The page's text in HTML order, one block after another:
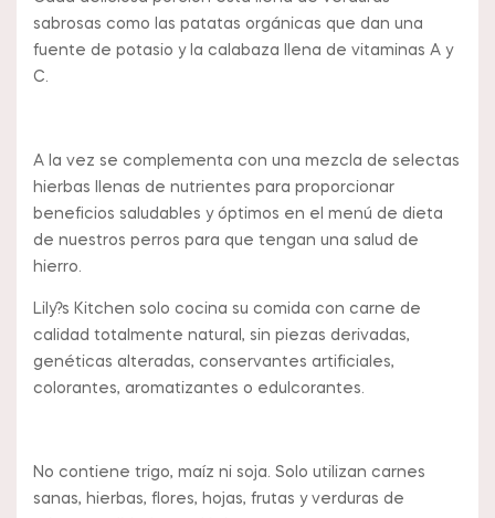
sabrosas como las patatas orgánicas que dan una
fuente de potasio y la calabaza llena de vitaminas A y
C.
A la vez se complementa con una mezcla de selectas
hierbas llenas de nutrientes para proporcionar
beneficios saludables y óptimos en el menú de dieta
de nuestros perros para que tengan una salud de
hierro.
Lily?s Kitchen solo cocina su comida con carne de
calidad totalmente natural, sin piezas derivadas,
genéticas alteradas, conservantes artificiales,
colorantes, aromatizantes o edulcorantes.
No contiene trigo, maíz ni soja. Solo utilizan carnes
sanas, hierbas, flores, hojas, frutas y verduras de